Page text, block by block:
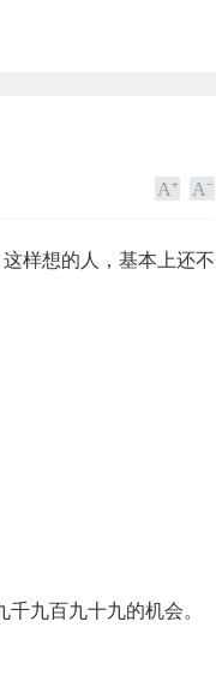
样想的人，基本上还不
九百九十九的机会。